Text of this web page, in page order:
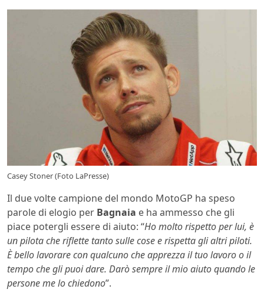
Casey Stoner (Foto LaPresse)
Il due volte campione del mondo MotoGP ha speso
parole di elogio per Bagnaia e ha ammesso che gli
piace potergli essere di aiuto: “Ho molto rispetto per lui, è
un pilota che riflette tanto sulle cose e rispetta gli altri piloti.
È bello lavorare con qualcuno che apprezza il tuo lavoro o il
tempo che gli puoi dare. Darò sempre il mio aiuto quando le
persone me lo chiedono”.